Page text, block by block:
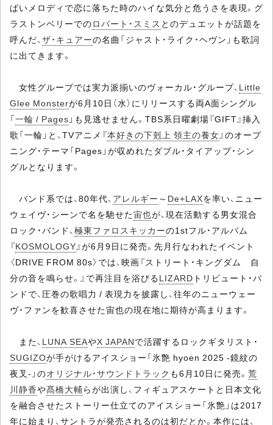
ぱいメロディで恋に落ちた時のハイな気分と危うさを表現。グ
ラストンベリーでのロバート・スミス とのデュエットが話題を
呼んだ、ザ・キュアーの名曲「ジャスト・ライク・ヘヴン」も歌詞
に出てきます。
女性グループでは実力派揃いのヴォーカル・グループ、 Little
Glee Monsterが6月10日（水）にリリースする両A面シングル
「一輪 / Pages 」も見逃せません。TBS系日曜劇場『GIFT』挿入
歌「一輪」と、TVアニメ『本好きの下剋上 領主の養女』のオープ
ニング・テーマ「Pages」が収めれたダブル・タイアップ・シン
グルとなります。
バンド系では、80年代、 アレルギー ～ De+LAXを率い、ニュー
ウェイヴ・シーンで名を馳せた宙也が、現在活動する男女混合
ロック・バンド、極東ファロスキッカーの1stフル・アルバム
『KOSMOLOGY』が6月9日に発売。先月行なわれたイベント
〈DRIVE FROM 80s〉では、映画『ストリート・キングダム 自
分の音を鳴らせ。』で再注目を浴びるLIZARD トリビュート・バ
ンドで、圧巻の歌唱力 / 表現力を披露し、往年のニューウェー
ヴ・ファンを歓喜させた宙也の現在地に期待が高まります。
また、 LUNA SEAやX JAPANで活躍するロックギタリスト・
SUGIZOが手がけるアイスショー「氷艶 hyoen 2025 -鏡紋の
夜叉-」のオリジナル・サウンドトラック も6月10日に発売。 荒
川静香や髙橋大輔らが出演し、フィギュアスケートと日本文化
を融合させたストーリー仕立てのアイスショー「氷艶」は2017
年に始まり、サントラが発売されるのは初だとか。本作には、